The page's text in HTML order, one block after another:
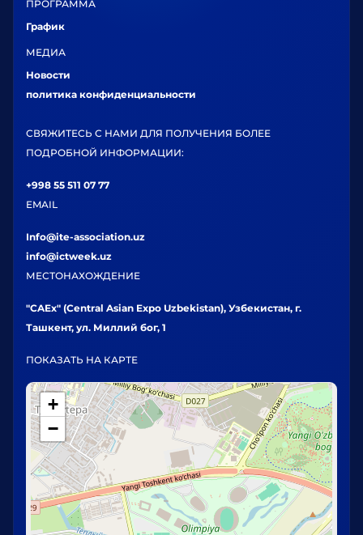
ПРОГРАММА
График
МЕДИА
Новости
политика конфиденциальности
СВЯЖИТЕСЬ С НАМИ ДЛЯ ПОЛУЧЕНИЯ БОЛЕЕ
ПОДРОБНОЙ ИНФОРМАЦИИ:
+998 55 511 07 77
EMAIL
Info@ite-association.uz
info@ictweek.uz
МЕСТОНАХОЖДЕНИЕ
"CAEx" (Central Asian Expo Uzbekistan), Узбекистан, г.
Ташкент, ул. Миллий бог, 1
ПОКАЗАТЬ НА КАРТЕ
+
−